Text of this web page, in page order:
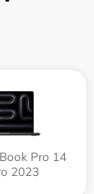
Pro 14
2023